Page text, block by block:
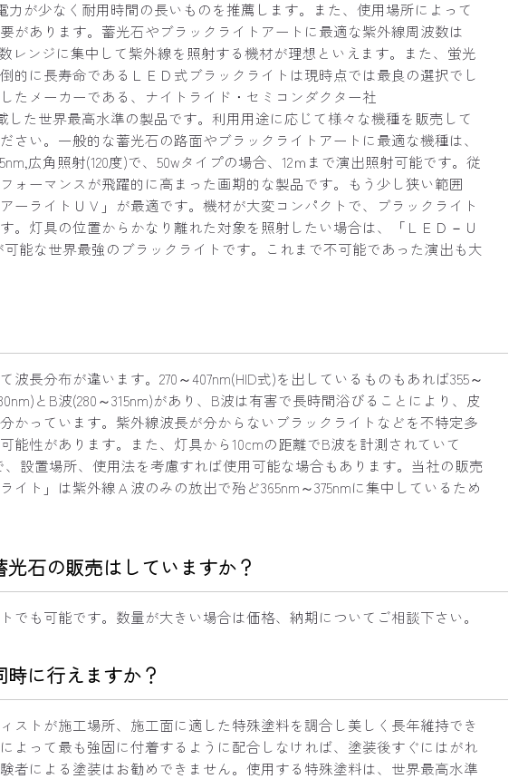
が少なく耐用時間の長いものを推薦します。また、使用場所によって
があります。蓄光石やブラックライトアートに最適な紫外線周波数は
レンジに集中して紫外線を照射する機材が理想といえます。また、蛍光
的に長寿命であるＬＥＤ式ブラックライトは現時点では最良の選択でし
たメーカーである、ナイトライド・セミコンダクター社
した世界最高水準の製品です。利用用途に応じて様々な機種を販売して
い。一般的な蓄光石の路面やブラックライトアートに最適な機種は、
広角照射(120度)で、50wタイプの場合、12ｍまで演出照射可能です。従
ォーマンスが飛躍的に高まった画期的な製品です。もう少し狭い範囲
ーライトＵＶ」が最適です。機材が大変コンパクトで、ブラックライト
。灯具の位置からかなり離れた対象を照射したい場合は、「ＬＥＤ－Ｕ
能な世界最強のブラックライトです。これまで不可能であった演出も大
長分布が違います。270～407nm(HID式)を出しているものもあれば355～
とB波(280～315nm)があり、B波は有害で長時間浴びることにより、皮
かっています。紫外線波長が分からないブラックライトなどを不特定多
性があります。また、灯具から10cmの距離でB波を計測されていて
設置場所、使用法を考慮すれば使用可能な場合もあります。当社の販売
ト」は紫外線Ａ波のみの放出で殆ど365nm～375nmに集中しているため
石の販売はしていますか？
も可能です。数量が大きい場合は価格、納期についてご相談下さい。
に行えますか？
ストが施工場所、施工面に適した特殊塗料を調合し美しく長年維持でき
よって最も強固に付着するように配合しなければ、塗装後すぐにはがれ
者による塗装はお勧めできません。使用する特殊塗料は、世界最高水準